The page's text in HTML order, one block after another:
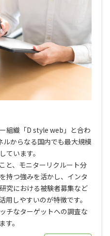
組織「D style web」と合わ
からなる国内でも最大規模
ています。
と、モニターリクルート分
持つ強みを活かし、インタ
究における被験者募集など
用しやすいのが特徴です。
チなターゲットへの調査な
。